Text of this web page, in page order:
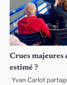
Crues majeures
estimé ?
Yvan Carlot